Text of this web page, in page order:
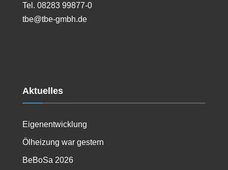
Tel. 08283 99877-0
tbe@tbe-gmbh.de
Aktuelles
Eigenentwicklung
Ölheizung war gestern
BeBoSa 2026